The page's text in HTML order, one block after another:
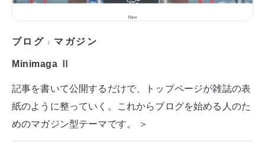
ブログ / マガジン
Minimaga Ⅱ
記事を書いて公開するだけで、トップページが雑誌の表
紙のように整っていく。これからブログを始める人のた
めのマガジン型テーマです。 ＞